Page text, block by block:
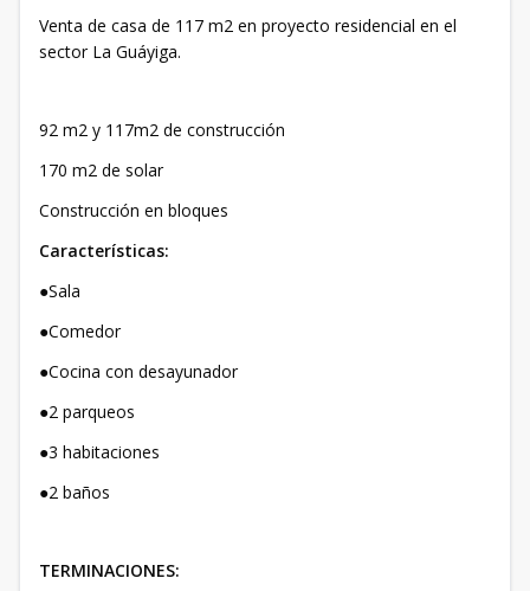
Venta de casa de 117 m2 en proyecto residencial en el
sector La Guáyiga.
92 m2 y 117m2 de construcción
170 m2 de solar
Construcción en bloques
Características:
●Sala
●Comedor
●Cocina con desayunador
●2 parqueos
●3 habitaciones
●2 baños
TERMINACIONES: